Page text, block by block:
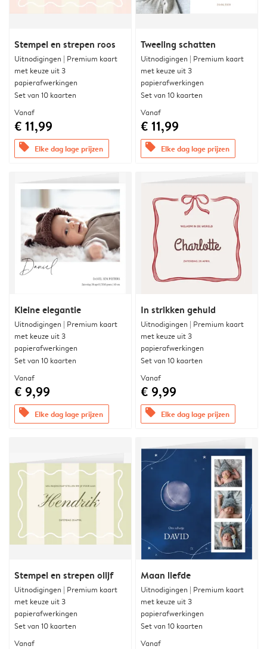
Stempel en strepen roos
Uitnodigingen | Premium kaart
met keuze uit 3
papierafwerkingen
Set van 10 kaarten
Vanaf
€ 11,99
offers Elke dag lage prijzen
Tweeling schatten
Uitnodigingen | Premium kaart
met keuze uit 3
papierafwerkingen
Set van 10 kaarten
Vanaf
€ 11,99
offers Elke dag lage prijzen
Kleine elegantie
Uitnodigingen | Premium kaart
met keuze uit 3
papierafwerkingen
Set van 10 kaarten
Vanaf
€ 9,99
offers Elke dag lage prijzen
In strikken gehuld
Uitnodigingen | Premium kaart
met keuze uit 3
papierafwerkingen
Set van 10 kaarten
Vanaf
€ 9,99
offers Elke dag lage prijzen
Stempel en strepen olijf
Uitnodigingen | Premium kaart
met keuze uit 3
papierafwerkingen
Set van 10 kaarten
Vanaf
Maan liefde
Uitnodigingen | Premium kaart
met keuze uit 3
papierafwerkingen
Set van 10 kaarten
Vanaf